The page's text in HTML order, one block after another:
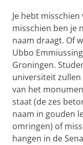
Je hebt
misschien ben je
naam draagt. Of
Ubbo
Groningen.
universiteit
van het
staat (de zes
naam in gouden
omringen) of
hangen in de